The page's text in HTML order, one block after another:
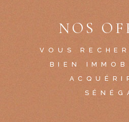
NOS
VOUS
BIEN